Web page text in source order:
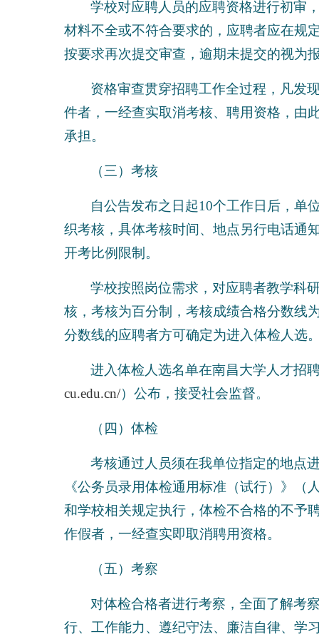
学校对应聘人员的应聘资格进行初审
材料不全或不符合要求的，应聘者应在规
按要求再次提交审查，逾期未提交的视为
资格审查贯穿招聘工作全过程，凡发
件者，一经查实取消考核、聘用资格，由
承担。
（三）考核
自公告发布之日起10个工作日后，单
织考核，具体考核时间、地点另行电话通
开考比例限制。
学校按照岗位需求，对应聘者教学科
核，考核为百分制，考核成绩合格分数线
分数线的应聘者方可确定为进入体检人选
进入体检人选名单在南昌大学人才招
cu.edu.cn/）公布，接受社会监督。
（四）体检
考核通过人员须在我单位指定的地点
《公务员录用体检通用标准（试行）》（
和学校相关规定执行，体检不合格的不予
作假者，一经查实即取消聘用资格。
（五）考察
对体检合格者进行考察，全面了解考
行、工作能力、遵纪守法、廉洁自律、学